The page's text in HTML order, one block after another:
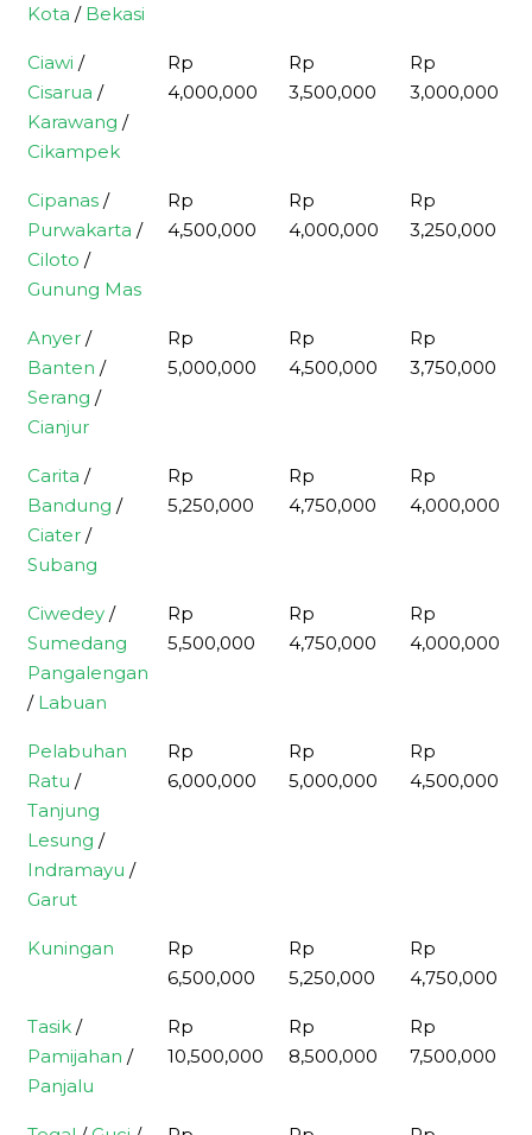
Kota / Bekasi
Ciawi /
Cisarua /
Karawang /
Cikampek
Rp
4,000,000
Rp
3,500,000
Rp
3,000,000
Cipanas /
Purwakarta /
Ciloto /
Gunung Mas
Rp
4,500,000
Rp
4,000,000
Rp
3,250,000
Anyer /
Banten /
Serang /
Cianjur
Rp
5,000,000
Rp
4,500,000
Rp
3,750,000
Carita /
Bandung /
Ciater /
Subang
Rp
5,250,000
Rp
4,750,000
Rp
4,000,000
Ciwedey /
Sumedang
Pangalengan
/ Labuan
Rp
5,500,000
Rp
4,750,000
Rp
4,000,000
Pelabuhan
Ratu /
Tanjung
Lesung /
Indramayu /
Garut
Rp
6,000,000
Rp
5,000,000
Rp
4,500,000
Kuningan
Rp
6,500,000
Rp
5,250,000
Rp
4,750,000
Tasik /
Pamijahan /
Panjalu
Rp
10,500,000
Rp
8,500,000
Rp
7,500,000